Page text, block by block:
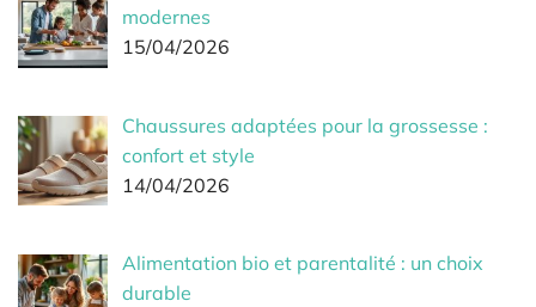
modernes
15/04/2026
Chaussures adaptées pour la grossesse :
confort et style
14/04/2026
Alimentation bio et parentalité : un choix
durable